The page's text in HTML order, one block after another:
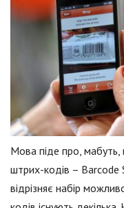
Мова піде про,
штрих-кодів – Barcode
відрізняє набір